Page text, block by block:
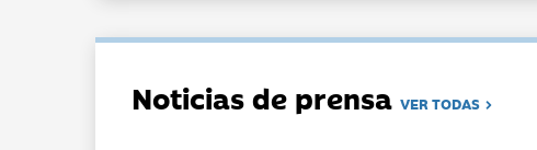
Noticias de prensaVER TODAS